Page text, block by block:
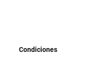
Condiciones